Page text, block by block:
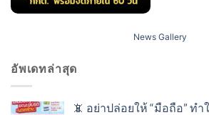
News Gallery
อัพเดทล่าสุด
📵 อย่าปล่อยให้ “มือถือ” ท